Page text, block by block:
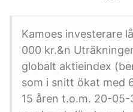
Kamoes investerare
000 kr.&n
globalt aktieindex
som i snitt ökat med
15 åren t.o.m. 20-